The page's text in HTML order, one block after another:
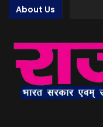
About Us